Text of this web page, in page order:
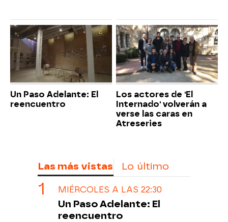
Un Paso Adelante: El
reencuentro
Los actores de 'El
Internado' volverán a
verse las caras en
Atreseries
Las más vistas Lo último
MIÉRCOLES A LAS 22:30
Un Paso Adelante: El
reencuentro